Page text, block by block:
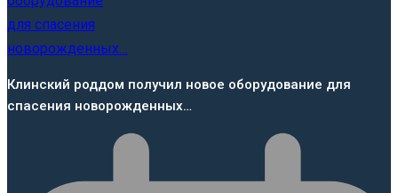
Клинский роддом получил новое оборудование для
спасения новорожденных…